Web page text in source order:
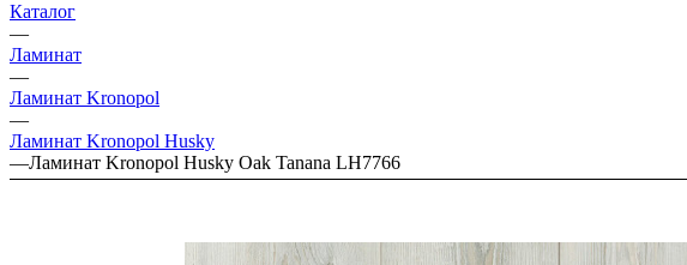
Каталог
—
Ламинат
—
Ламинат Kronopol
—
Ламинат Kronopol Husky
—Ламинат Kronopol Husky Oak Tanana LH7766